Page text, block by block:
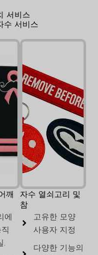
서비스
수 서비스
깨
에
.
자수 열쇠고리 및
참
고유한 모양
사용자 지정
다양한 기능의